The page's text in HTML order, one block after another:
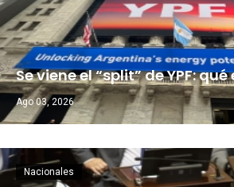
Se viene el “split” de YPF: qué
Ago 03, 2026
Nacionales